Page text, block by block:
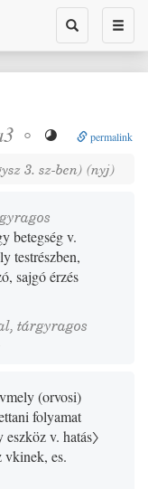
Toggle
search
◦  permalink
3. sz-ben) (nyj)
betegség v.
testrészben,
sajgó érzés
tárgyragos
(orvosi)
folyamat
eszköz v. hatás〉
vkinek, es.